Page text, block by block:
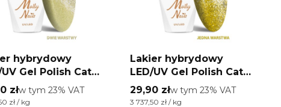
hybrydowy
UV Gel Polish Cat
Water Nr 260
Molly Nails
brutto
złw tym %s VAT
w tym 23% VAT
brutto
zł / kg
Lakier hybrydowy
LED/UV Gel Polish Cat
Eye Glacier Crush Nr 256
Golden Molly Nails
Cena brutto
29,90 złw tym %s VAT
w tym 23% VAT
Cena jednostkowa brutto
3 737,50 zł / kg